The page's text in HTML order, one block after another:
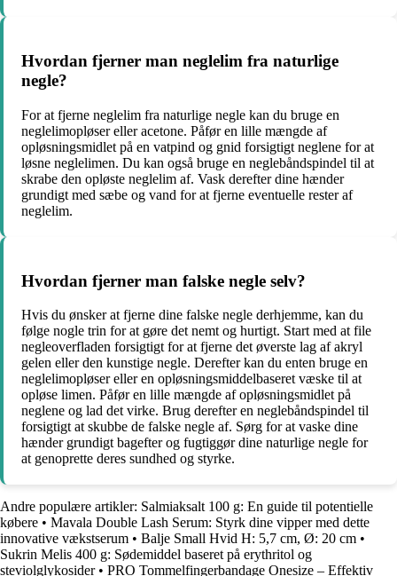
Hvordan fjerner man neglelim fra naturlige
negle?
For at fjerne neglelim fra naturlige negle kan du bruge en
neglelimopløser eller acetone. Påfør en lille mængde af
opløsningsmidlet på en vatpind og gnid forsigtigt neglene for at
løsne neglelimen. Du kan også bruge en neglebåndspindel til at
skrabe den opløste neglelim af. Vask derefter dine hænder
grundigt med sæbe og vand for at fjerne eventuelle rester af
neglelim.
Hvordan fjerner man falske negle selv?
Hvis du ønsker at fjerne dine falske negle derhjemme, kan du
følge nogle trin for at gøre det nemt og hurtigt. Start med at file
negleoverfladen forsigtigt for at fjerne det øverste lag af akryl
gelen eller den kunstige negle. Derefter kan du enten bruge en
neglelimopløser eller en opløsningsmiddelbaseret væske til at
opløse limen. Påfør en lille mængde af opløsningsmidlet på
neglene og lad det virke. Brug derefter en neglebåndspindel til
forsigtigt at skubbe de falske negle af. Sørg for at vaske dine
hænder grundigt bagefter og fugtiggør dine naturlige negle for
at genoprette deres sundhed og styrke.
Andre populære artikler: Salmiaksalt 100 g: En guide til potentielle
købere • Mavala Double Lash Serum: Styrk dine vipper med dette
innovative vækstserum • Balje Small Hvid H: 5,7 cm, Ø: 20 cm •
Sukrin Melis 400 g: Sødemiddel baseret på erythritol og
steviolglykosider• PRO Tommelfingerbandage Onesize – Effektiv